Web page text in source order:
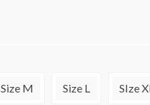
Size M Size L SIze